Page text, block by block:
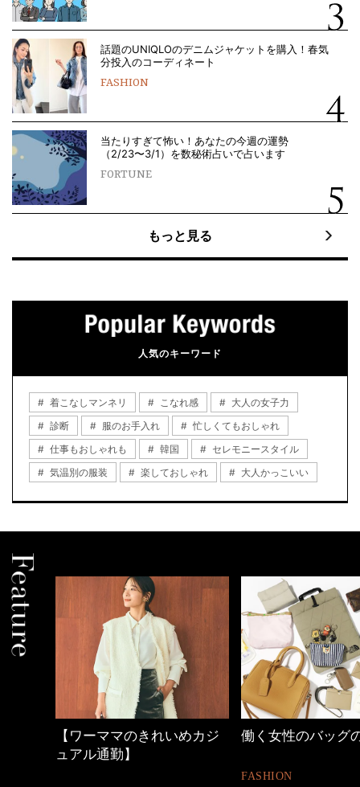
話題のUNIQLOのデニムジャケットを購入！春気
分投入のコーディネート
FASHION
当たりすぎて怖い！あなたの今週の運勢
（2/23〜3/1）を数秘術占いで占います
FORTUNE
もっと見る
人気のキーワード
着こなしマンネリ こなれ感
大人の女子力
診断
服のお手入れ
忙しくてもおしゃれ
仕事もおしゃれも
韓国
セレモニースタイル
気温別の服装
楽しておしゃれ 大人かっこいい
働く女性のバッグの中身
優木まおみさん「